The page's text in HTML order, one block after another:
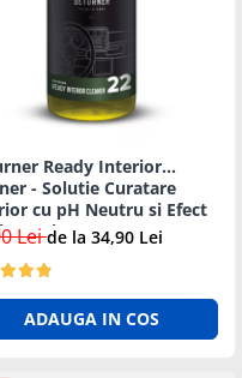
Ready Interior
- Solutie Curatare
cu pH Neutru si Efect
- 1L
Leide la 34,90 Lei
ADAUGA IN COS